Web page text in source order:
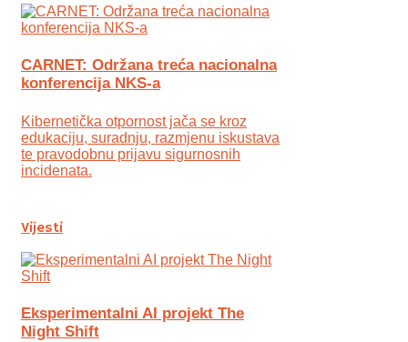
CARNET: Održana treća nacionalna
konferencija NKS-a
Kibernetička otpornost jača se kroz
edukaciju, suradnju, razmjenu iskustava
te pravodobnu prijavu sigurnosnih
incidenata.
Vijesti
Eksperimentalni AI projekt The
Night Shift